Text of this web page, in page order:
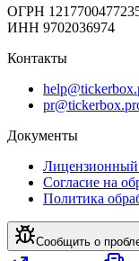
ОГРН
ИНН 9702036974
Контакты
Документы
Лицензионный
Согласие на
Политика
Сообщить о